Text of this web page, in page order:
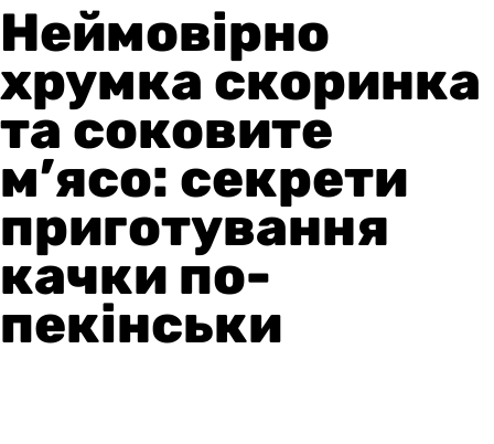
Неймовірно
хрумка скоринка
та соковите
м’ясо: секрети
приготування
качки по-
пекінськи